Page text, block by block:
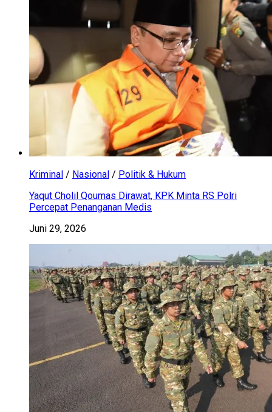
Kriminal / Nasional / Politik & Hukum
Yaqut Cholil Qoumas Dirawat, KPK Minta RS Polri
Percepat Penanganan Medis
Juni 29, 2026